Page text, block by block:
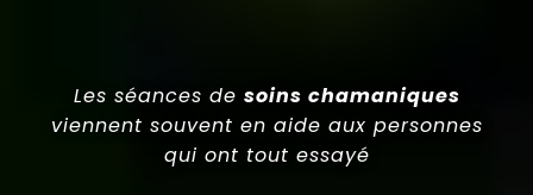
Les séances de soins chamaniques
viennent souvent en aide aux personnes
qui ont tout essayé